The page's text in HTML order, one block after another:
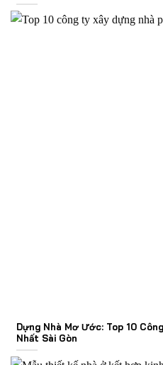
Dựng Nhà Mơ Ước: Top 10
Nhất Sài Gòn